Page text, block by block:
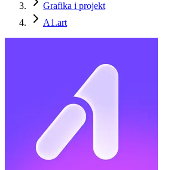
Grafika i projekt
A1.art